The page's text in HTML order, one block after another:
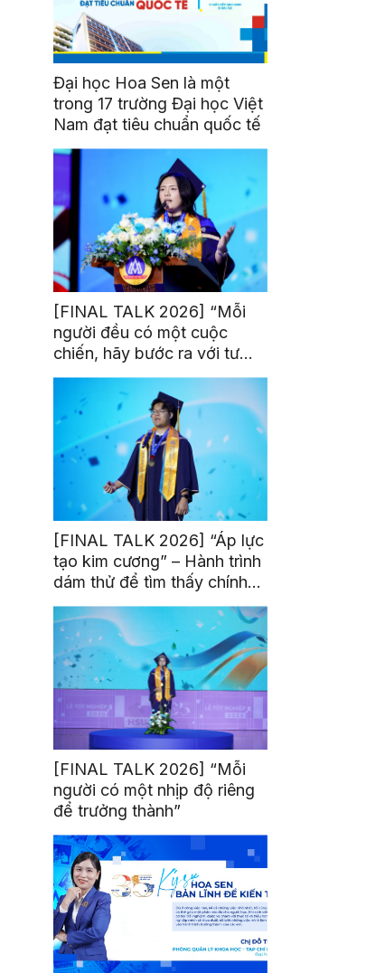
Đại học Hoa Sen là một
trong 17 trường Đại học Việt
Nam đạt tiêu chuẩn quốc tế
[FINAL TALK 2026] “Mỗi
người đều có một cuộc
chiến, hãy bước ra với tư
thế của người chiến thắng”
[FINAL TALK 2026] “Áp lực
tạo kim cương” – Hành trình
dám thử để tìm thấy chính
mình
[FINAL TALK 2026] “Mỗi
người có một nhịp độ riêng
để trưởng thành”